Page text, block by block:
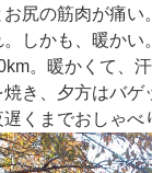
尻の筋肉が痛
。しかも、暖か
。暖かくて、
き、夕方はバ
くまでおしゃべ